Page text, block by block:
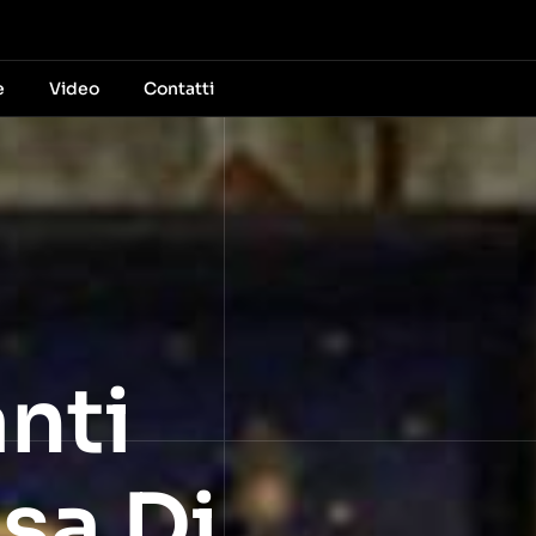
Video Contatti